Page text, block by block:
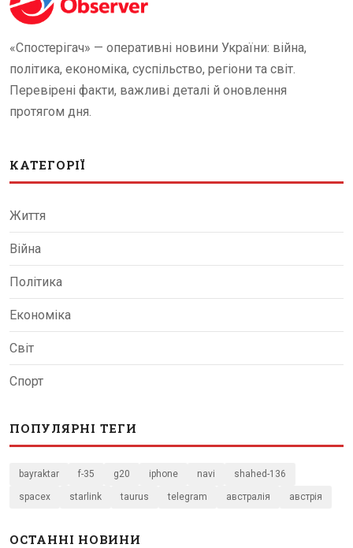
«Спостерігач» — оперативні новини України: війна,
політика, економіка, суспільство, регіони та світ.
Перевірені факти, важливі деталі й оновлення
протягом дня.
КАТЕГОРІЇ
Життя
Війна
Політика
Економіка
Світ
Спорт
ПОПУЛЯРНІ ТЕГИ
bayraktar f-35 g20 iphone navi shahed-136
spacex starlink taurus telegram австралія австрія
ОСТАННІ НОВИНИ